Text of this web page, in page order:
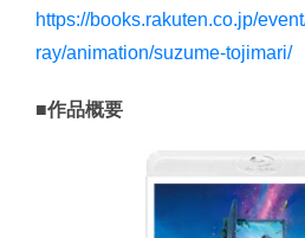
https://books.rakuten.co.jp/
ray/animation/suzume-tojimari/
■作品概要